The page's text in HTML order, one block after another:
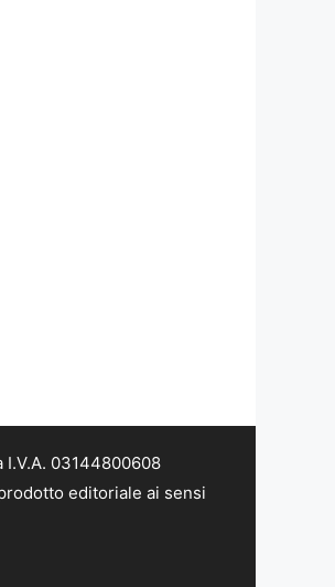
I.V.A. 03144800608
editoriale ai sensi